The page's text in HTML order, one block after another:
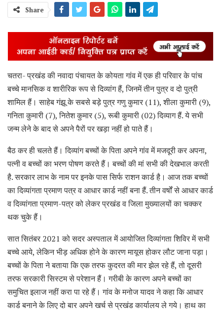
Share
चतरा- प्रखंड की नवादा पंचायत के कोयता गांव में एक ही परिवार के पांच
बच्चे मानसिक व शारीरिक रूप से दिव्यांग हैं, जिनमें तीन पुत्र व दो पुत्री
शामिल हैं। साहेब गंझू के सबसे बड़े पुत्र गणु कुमार (11), शीला कुमारी (9),
गनिता कुमारी (7), नितेश कुमार (5), रूबी कुमारी (02) दिव्याग हैं. ये सभी
जन्म लेने के बाद से अपने पैरों पर खड़ा नहीं हो पाते हैं।
बैठ कर ही चलते हैं। दिव्यांग बच्चों के पिता अपने गांव में मजदूरी कर अपना,
पत्नी व बच्चों का भरण पोषण करते हैं। बच्चों की मां सभी की देखभाल करती
है. सरकार लाभ के नाम पर इनके पास सिर्फ राशन कार्ड है। आज तक बच्चों
का दिव्यांगता प्रमाण पत्र व आधार कार्ड नहीं बना हैं. तीन वर्षों से आधार कार्ड
व दिव्यांगता प्रमाण-पत्र को लेकर प्रखंड व जिला मुख्यालयों का चक्कर
थक चुके हैं।
सात सितंबर 2021 को सदर अस्पताल में आयोजित दिव्यांगता शिविर में सभी
बच्चे आये, लेकिन भीड़ अधिक होने के कारण मायूस होकर लौट जाना पड़ा।
बच्चों के पिता ने बताया कि एक तरफ कुदरत की मार झेल रहे हैं, तो दूसरी
तरफ सरकारी सिस्टम से परेशान हैं। गरीबी के कारण अपने बच्चों का
समुचित इलाज नहीं करा पा रहे हैं। गांव के मनोज यादव ने कहा कि आधार
कार्ड बनाने के लिए दो बार अपने खर्च से प्रखंड कार्यालय ले गये। हाथ का